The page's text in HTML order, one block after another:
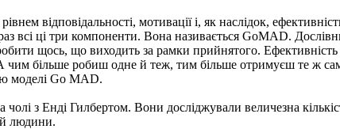
відповідальності, мотивації і, як наслідок,
всі ці три компоненти. Вона називається GoMAD.
щось, що виходить за рамки прийнятого. Ефективність
чим більше робиш одне й теж, тим більше отримуєш те ж
моделі Go MAD.
з Енді Гилбертом. Вони досліджували величезна
людини.